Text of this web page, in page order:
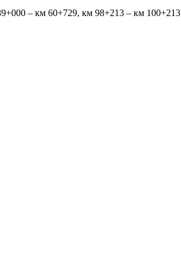
– км 60+729, км 98+213 – км